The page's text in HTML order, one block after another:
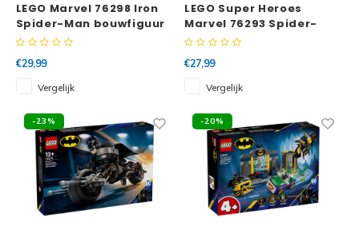
LEGO Marvel 76298 Iron
Spider-Man bouwfiguur
€29,99
Vergelijk
LEGO Super Heroes
Marvel 76293 Spider-
Man adventkalender
€27,99
Vergelijk
-23% -20%